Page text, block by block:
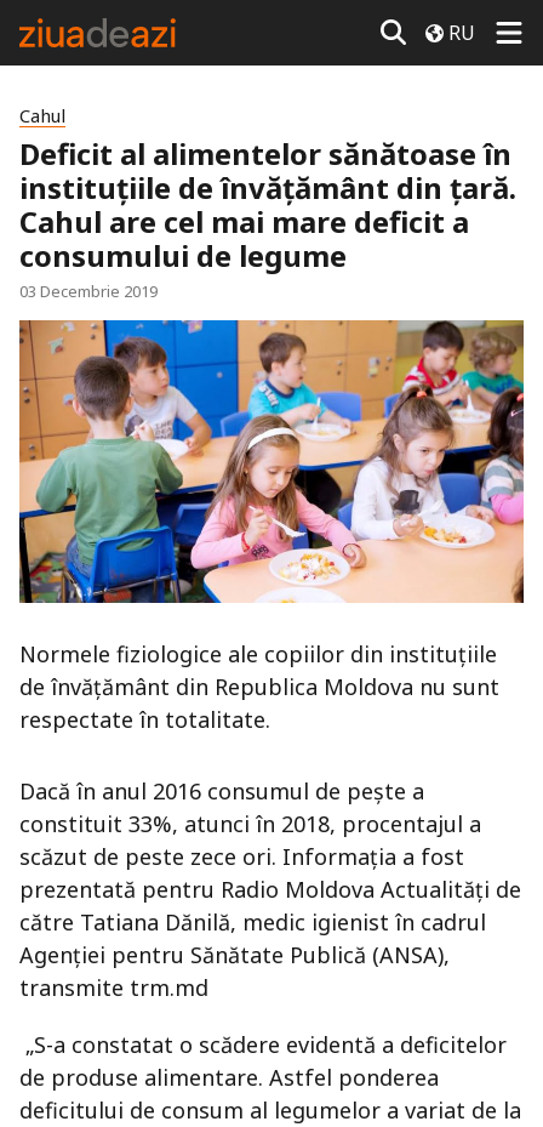
RU
Cahul
Deficit al alimentelor sănătoase în
instituţiile de învăţământ din ţară.
Cahul are cel mai mare deficit a
consumului de legume
03 Decembrie 2019
Normele fiziologice ale copiilor din instituţiile
de învăţământ din Republica Moldova nu sunt
respectate în totalitate.
Dacă în anul 2016 consumul de peşte a
constituit 33%, atunci în 2018, procentajul a
scăzut de peste zece ori. Informaţia a fost
prezentată pentru Radio Moldova Actualităţi de
către Tatiana Dănilă, medic igienist în cadrul
Agenţiei pentru Sănătate Publică (ANSA),
transmite trm.md
„S-a constatat o scădere evidentă a deficitelor
de produse alimentare. Astfel ponderea
deficitului de consum al legumelor a variat de la